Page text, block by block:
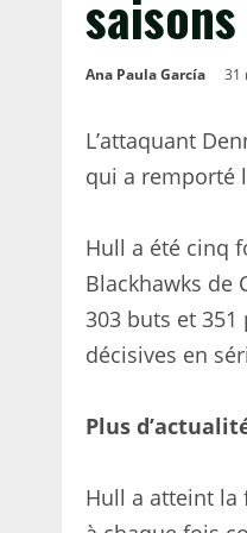
Ana Paula García 31
L’attaquant
qui a remporté
Hull a été cinq
Blackhawks de
303 buts et 351
décisives en
Plus
Hull a atteint la